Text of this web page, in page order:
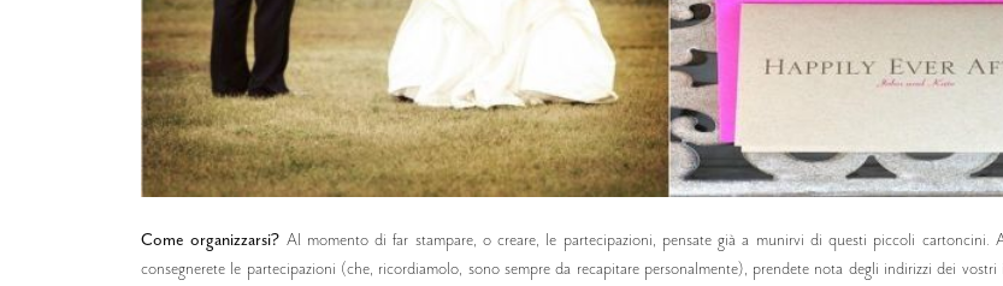
Come organizzarsi? Al momento di far stampare, o creare, le partecipazioni, pensate già a munirvi di questi piccoli cartoncini.
consegnerete le partecipazioni (che, ricordiamolo, sono sempre da recapitare personalmente), prendete nota degli indirizzi dei